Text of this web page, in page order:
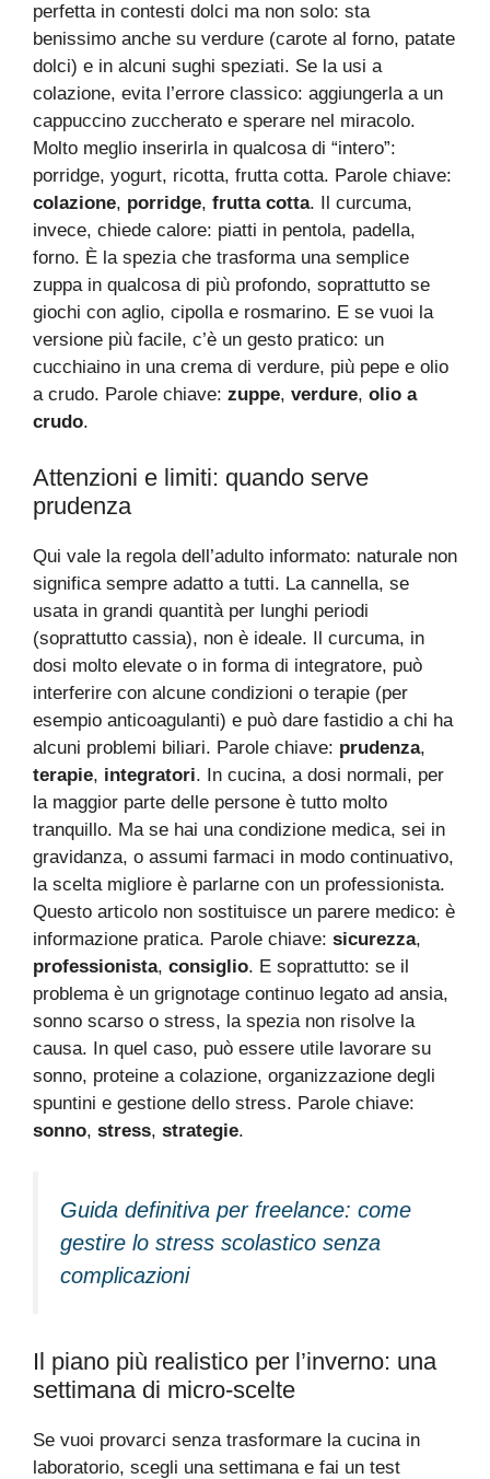
perfetta in contesti dolci ma non solo: sta
benissimo anche su verdure (carote al forno, patate
dolci) e in alcuni sughi speziati. Se la usi a
colazione, evita l’errore classico: aggiungerla a un
cappuccino zuccherato e sperare nel miracolo.
Molto meglio inserirla in qualcosa di “intero”:
porridge, yogurt, ricotta, frutta cotta. Parole chiave:
colazione, porridge, frutta cotta. Il curcuma,
invece, chiede calore: piatti in pentola, padella,
forno. È la spezia che trasforma una semplice
zuppa in qualcosa di più profondo, soprattutto se
giochi con aglio, cipolla e rosmarino. E se vuoi la
versione più facile, c’è un gesto pratico: un
cucchiaino in una crema di verdure, più pepe e olio
a crudo. Parole chiave: zuppe, verdure, olio a
crudo.
Attenzioni e limiti: quando serve
prudenza
Qui vale la regola dell’adulto informato: naturale non
significa sempre adatto a tutti. La cannella, se
usata in grandi quantità per lunghi periodi
(soprattutto cassia), non è ideale. Il curcuma, in
dosi molto elevate o in forma di integratore, può
interferire con alcune condizioni o terapie (per
esempio anticoagulanti) e può dare fastidio a chi ha
alcuni problemi biliari. Parole chiave: prudenza,
terapie, integratori. In cucina, a dosi normali, per
la maggior parte delle persone è tutto molto
tranquillo. Ma se hai una condizione medica, sei in
gravidanza, o assumi farmaci in modo continuativo,
la scelta migliore è parlarne con un professionista.
Questo articolo non sostituisce un parere medico: è
informazione pratica. Parole chiave: sicurezza,
professionista, consiglio. E soprattutto: se il
problema è un grignotage continuo legato ad ansia,
sonno scarso o stress, la spezia non risolve la
causa. In quel caso, può essere utile lavorare su
sonno, proteine a colazione, organizzazione degli
spuntini e gestione dello stress. Parole chiave:
sonno, stress, strategie.
Guida definitiva per freelance: come
gestire lo stress scolastico senza
complicazioni
Il piano più realistico per l’inverno: una
settimana di micro-scelte
Se vuoi provarci senza trasformare la cucina in
laboratorio, scegli una settimana e fai un test